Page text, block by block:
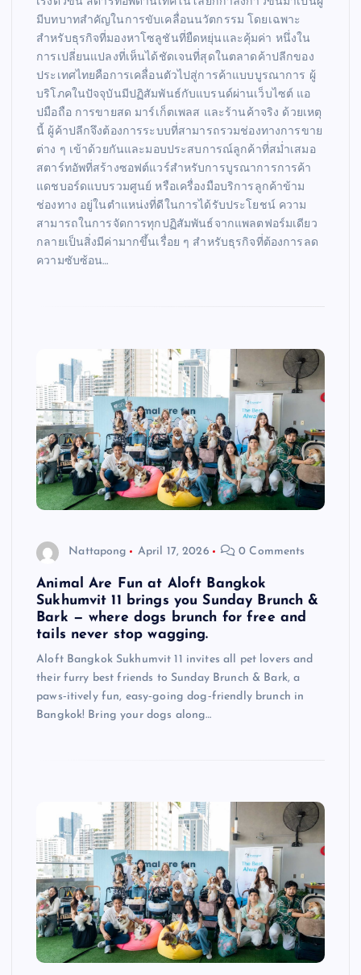
มีบทบาทสำคัญในการขับเคลื่อนนวัตกรรม โดยเฉพาะ
สำหรับธุรกิจที่มองหาโซลูชันที่ยืดหยุ่นและคุ้มค่า หนึ่งใน
การเปลี่ยนแปลงที่เห็นได้ชัดเจนที่สุดในตลาดค้าปลีกของ
ประเทศไทยคือการเคลื่อนตัวไปสู่การค้าแบบบูรณาการ ผู้
บริโภคในปัจจุบันมีปฏิสัมพันธ์กับแบรนด์ผ่านเว็บไซต์ แอ
ปมือถือ การขายสด มาร์เก็ตเพลส และร้านค้าจริง ด้วยเหตุ
นี้ ผู้ค้าปลีกจึงต้องการระบบที่สามารถรวมช่องทางการขาย
ต่าง ๆ เข้าด้วยกันและมอบประสบการณ์ลูกค้าที่สม่ำเสมอ
สตาร์ทอัพที่สร้างซอฟต์แวร์สำหรับการบูรณาการการค้า
แดชบอร์ดแบบรวมศูนย์ หรือเครื่องมือบริการลูกค้าข้าม
ช่องทาง อยู่ในตำแหน่งที่ดีในการได้รับประโยชน์ ความ
สามารถในการจัดการทุกปฏิสัมพันธ์จากแพลตฟอร์มเดียว
กลายเป็นสิ่งมีค่ามากขึ้นเรื่อย ๆ สำหรับธุรกิจที่ต้องการลด
ความซับซ้อน…
Nattapong April 17, 2026 0 Comments
Animal Are Fun at Aloft Bangkok
Sukhumvit 11 brings you Sunday Brunch &
Bark — where dogs brunch for free and
tails never stop wagging.
Aloft Bangkok Sukhumvit 11 invites all pet lovers and
their furry best friends to Sunday Brunch & Bark, a
paws‑itively fun, easy‑going dog‑friendly brunch in
Bangkok! Bring your dogs along…